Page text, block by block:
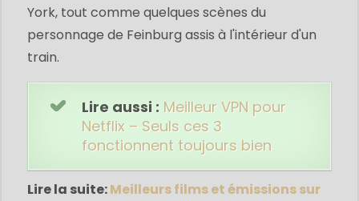
York, tout comme quelques scènes du
personnage de Feinburg assis à l'intérieur d'un
train.
Lire aussi : Meilleur VPN pour
Netflix – Seuls ces 3
fonctionnent toujours bien
Lire la suite:Meilleurs films et émissions sur